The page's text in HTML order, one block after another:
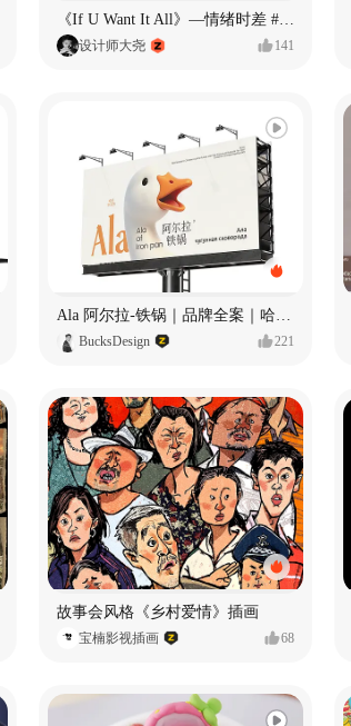
设计师大尧 141
Ala 阿尔拉-铁锅｜品牌全案｜哈尔滨
BucksDesign 221
故事会风格《乡村爱情》插画
宝楠影视插画 68